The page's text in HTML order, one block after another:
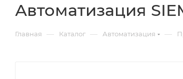
Автоматизация
Главная — Каталог — Автоматизация —